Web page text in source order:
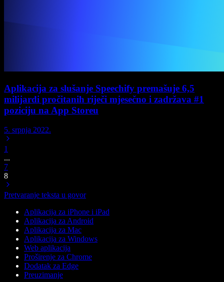
Aplikacija za slušanje Speechify premašuje 6,5
milijardi pročitanih riječi mjesečno i zadržava #1
poziciju na App Storeu
5. srpnja 2022.
1
...
7
8
Pretvaranje teksta u govor
Aplikacija za iPhone i iPad
Aplikacija za Android
Aplikacija za Mac
Aplikacija za Windows
Web aplikacija
Proširenje za Chrome
Dodatak za Edge
Preuzimanje